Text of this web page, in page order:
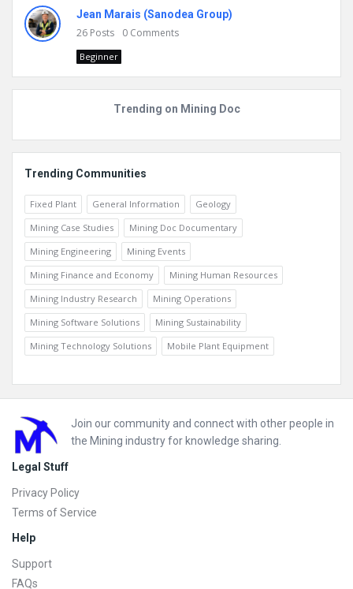
Jean Marais (Sanodea Group)
26 Posts 0 Comments
Beginner
Trending on Mining Doc
Trending Communities
Fixed Plant General Information
Geology
Mining Case Studies
Mining Doc Documentary
Mining Engineering
Mining Events
Mining Finance and Economy
Mining Human Resources
Mining Industry Research
Mining Operations
Mining Software Solutions
Mining Sustainability
Mining Technology Solutions
Mobile Plant Equipment
Footer
Join our community and connect with other people in
the Mining industry for knowledge sharing.
Legal Stuff
Privacy Policy
Terms of Service
Help
Support
FAQs